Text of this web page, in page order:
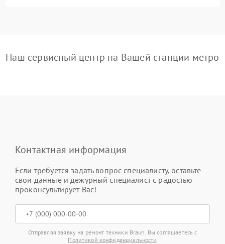
Наш сервисный центр на Вашей станции метро
Контактная информация
Если требуется задать вопрос специалисту, оставьте
свои данные и дежурный специалист с радостью
проконсультирует Вас!
Отправляя заявку на ремонт техники Braun, Вы соглашаетесь с
Политикой конфиденциальности